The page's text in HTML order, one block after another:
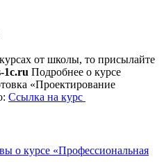
от школы, то присылайте
1c.ru Подробнее о курсе
«Проектирование
Ссылка на курс
о курсе «Профессиональная